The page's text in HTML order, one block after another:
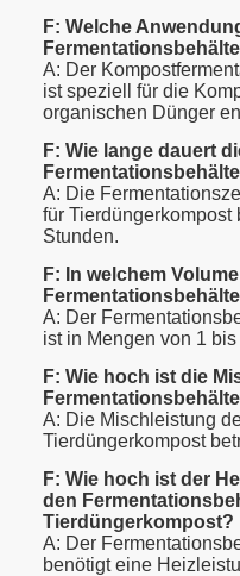
F: Welche
A: Der
ist speziell für die
organischen Dünger
F: Wie lange dauert
A: Die
für Tierdüngerkompost
Stunden.
F: In welchem
A: Der
ist in Mengen von 1
F: Wie hoch ist die
A: Die Mischleistung
Tierdüngerkompost
F: Wie hoch ist der
den
Tierdüngerkompost?
A: Der
benötigt eine